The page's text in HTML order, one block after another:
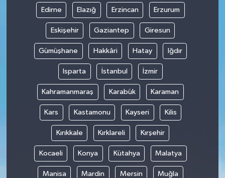
Edirne Elazığ Erzincan Erzurum
Eskişehir Gaziantep Giresun
Gümüşhane Hakkâri Hatay Iğdır
Isparta İstanbul İzmir
Kahramanmaraş Karabük Karaman
Kars Kastamonu Kayseri Kilis
Kırıkkale Kırklareli Kırşehir
Kocaeli Konya Kütahya Malatya
Manisa Mardin Mersin Muğla